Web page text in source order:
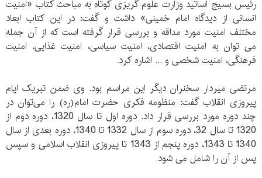
رئیس بسیج اساتید وزارت علوم گریزی کوتاه به مباحث کتاب «امنیت
انسانی از دیدگاه امام خمینی» داشت و گفت: در این کتاب ابعاد
مختلف امنیت مورد مداقه و بررسی قرار گرفته است که از آن جمله
می توان به امنیت اقتصادی، امنیت سیاسی، امنیت غذایی، امنیت
فرهنگی، امنیت شخصی و ... اشاره کرد.
مرتضی میردار سخنران دیگر این مراسم بود. وی ضمن تبریک ایام
پیروزی انقلاب گفت: منظومه فکری حضرت امام(ره) را می‌توان در
چند دوره مورد بررسی قرار داد. دوره اول تا سال 1320، دوره دوم از
1320 تا سال 32، دوره سوم از سال 1332 تا 1340، دوره بعدی از سال
1340 تا 1343، دوره پنجم از 1343 تا پیروزی انقلاب اسلامی و سپس
پس از آن را شامل می شود.